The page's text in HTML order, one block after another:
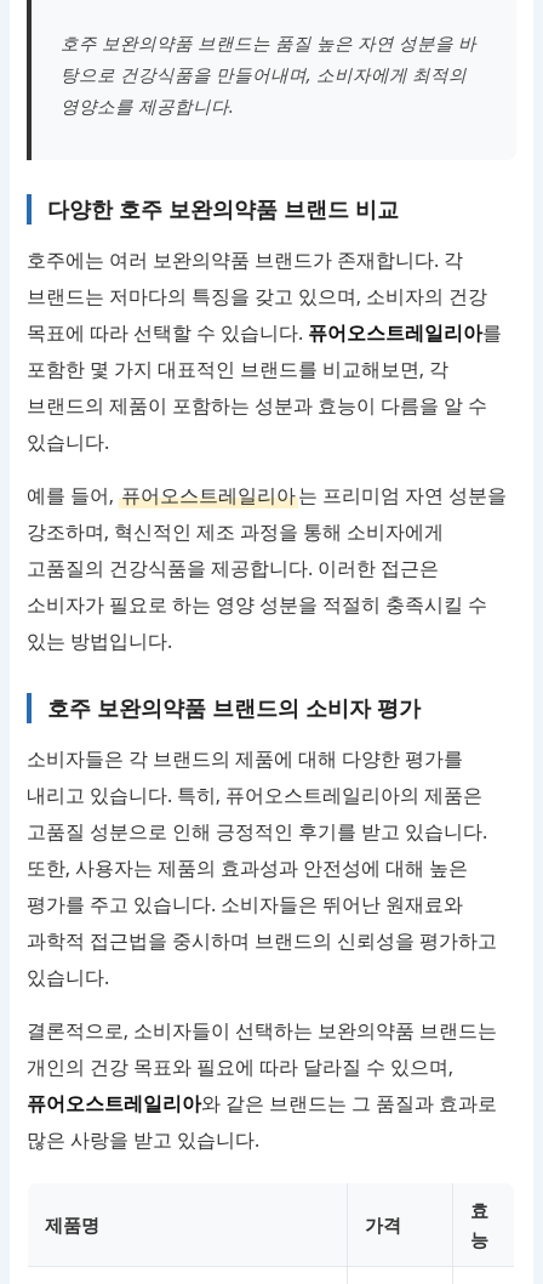
호주 보완의약품 브랜드는 품질 높은 자연 성분을 바
탕으로 건강식품을 만들어내며, 소비자에게 최적의
영양소를 제공합니다.
다양한 호주 보완의약품 브랜드 비교
호주에는 여러 보완의약품 브랜드가 존재합니다. 각
브랜드는 저마다의 특징을 갖고 있으며, 소비자의 건강
목표에 따라 선택할 수 있습니다. 퓨어오스트레일리아를
포함한 몇 가지 대표적인 브랜드를 비교해보면, 각
브랜드의 제품이 포함하는 성분과 효능이 다름을 알 수
있습니다.
예를 들어,퓨어오스트레일리아는 프리미엄 자연 성분을
강조하며, 혁신적인 제조 과정을 통해 소비자에게
고품질의 건강식품을 제공합니다. 이러한 접근은
소비자가 필요로 하는 영양 성분을 적절히 충족시킬 수
있는 방법입니다.
호주 보완의약품 브랜드의 소비자 평가
소비자들은 각 브랜드의 제품에 대해 다양한 평가를
내리고 있습니다. 특히, 퓨어오스트레일리아의 제품은
고품질 성분으로 인해 긍정적인 후기를 받고 있습니다.
또한, 사용자는 제품의 효과성과 안전성에 대해 높은
평가를 주고 있습니다. 소비자들은 뛰어난 원재료와
과학적 접근법을 중시하며 브랜드의 신뢰성을 평가하고
있습니다.
결론적으로, 소비자들이 선택하는 보완의약품 브랜드는
개인의 건강 목표와 필요에 따라 달라질 수 있으며,
퓨어오스트레일리아와 같은 브랜드는 그 품질과 효과로
많은 사랑을 받고 있습니다.
제품명 가격
효
능